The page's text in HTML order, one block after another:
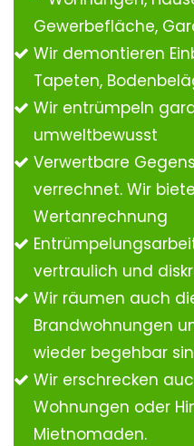
Gewerbefläche,
Wir demontieren
Tapeten,
Wir entrümpeln
umweltbewusst
Verwertbare
verrechnet. Wir
Wertanrechnung
vertraulich und
Wir räumen auch
Brandwohnungen
wieder begehbar
Wir erschrecken
Wohnungen oder
Mietnomaden.